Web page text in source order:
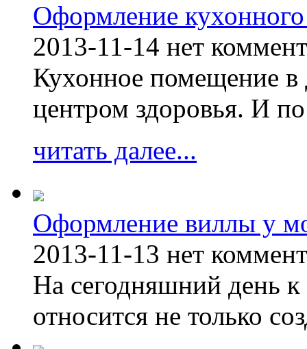
Оформление
2013-11-14 нет
Кухонное помещение в
центром здоровья. И
читать далее...
Оформление виллы у
2013-11-13 нет
На сегодняшний день к
относится не только